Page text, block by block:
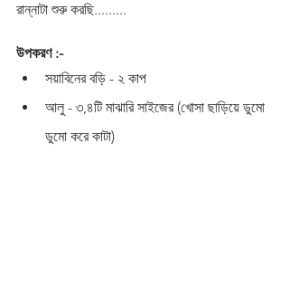
রান্নাটা শুরু করছি.........
উপকরণ :-
সয়াবিনের বড়ি - ২ কাপ
আলু - ৩,৪টি মাঝারি সাইজের (খোসা ছাড়িয়ে ডুমো
ডুমো করে কাটা)